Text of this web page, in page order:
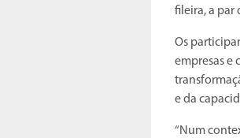
fileira, a par
Os
empresas e
e da
“Num